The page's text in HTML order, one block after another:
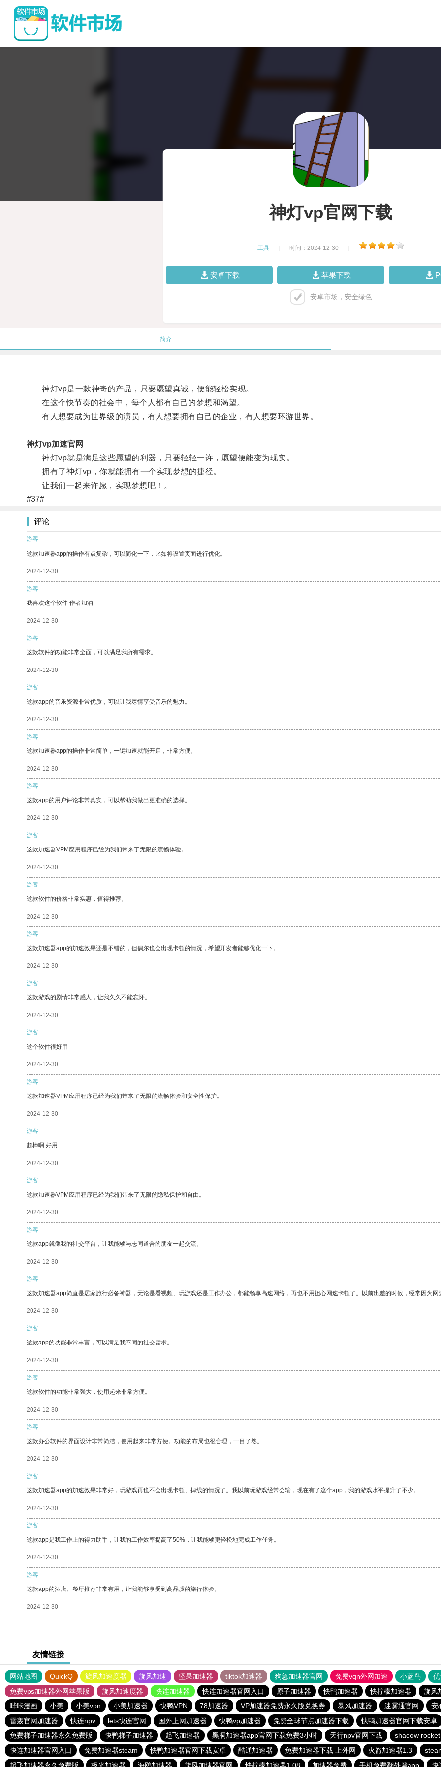
神灯vp官网下载
工具 时间：2024-12-30
安卓下载 苹果下载
安卓市场，安全绿色
简介
神灯vp是一款神奇的产品，只要愿望真诚，便能轻松实现。
在这个快节奏的社会中，每个人都有自己的梦想和渴望。
有人想要成为世界级的演员，有人想要拥有自己的企业，有人想要环游世界。
神灯vp加速官网
神灯vp就是满足这些愿望的利器，只要轻轻一许，愿望便能变为现实。
拥有了神灯vp，你就能拥有一个实现梦想的捷径。
让我们一起来许愿，实现梦想吧！。
#37#
评论
游客
这款加速器app的操作有点复杂，可以简化一下，比如将设置页面进行优化。
2024-12-30
游客
我喜欢这个软件 作者加油
2024-12-30
游客
这款软件的功能非常全面，可以满足我所有需求。
2024-12-30
游客
这款app的音乐资源非常优质，可以让我尽情享受音乐的魅力。
2024-12-30
游客
这款加速器app的操作非常简单，一键加速就能开启，非常方便。
2024-12-30
游客
这款app的用户评论非常真实，可以帮助我做出更准确的选择。
2024-12-30
游客
这款加速器VPM应用程序已经为我们带来了无限的流畅体验。
2024-12-30
游客
这款软件的价格非常实惠，值得推荐。
2024-12-30
游客
这款加速器app的加速效果还是不错的，但偶尔也会出现卡顿的情况，希望开发者能够优化一下。
2024-12-30
游客
这款游戏的剧情非常感人，让我久久不能忘怀。
2024-12-30
游客
这个软件很好用
2024-12-30
游客
这款加速器VPM应用程序已经为我们带来了无限的流畅体验和安全性保护。
2024-12-30
游客
超棒啊 好用
2024-12-30
游客
这款加速器VPM应用程序已经为我们带来了无限的隐私保护和自由。
2024-12-30
游客
这款app就像我的社交平台，让我能够与志同道合的朋友一起交流。
2024-12-30
游客
这款加速器app简直是居家旅行必备神器，无论是看视频、玩游戏还是工作办公，都能畅享高速网络，再也不用担心网速卡顿了。以前出差的时候，经常因为
2024-12-30
游客
这款app的功能非常丰富，可以满足我不同的社交需求。
2024-12-30
游客
这款软件的功能非常强大，使用起来非常方便。
2024-12-30
游客
这款办公软件的界面设计非常简洁，使用起来非常方便。功能的布局也很合理，一目了然。
2024-12-30
游客
这款加速器app的加速效果非常好，玩游戏再也不会出现卡顿、掉线的情况了。我以前玩游戏经常会输，现在有了这个app，我的游戏水平提升了不少。
2024-12-30
游客
这款app是我工作上的得力助手，让我的工作效率提高了50%，让我能够更轻松地完成工作任务。
2024-12-30
游客
这款app的酒店、餐厅推荐非常有用，让我能够享受到高品质的旅行体验。
2024-12-30
友情链接
网站地图 QuickQ 旋风加速度器 旋风加速 坚果加速器 tiktok加速器 狗急加速器官网 免费vqn外网加速 小蓝鸟
免费vps加速器外网苹果版
旋风加速度器 快连加速器 快连加速器官网入口 原子加速器 快鸭加速器 快柠檬加速器 旋风
哔咔漫画
小美 小美vpn 小美加速器 快鸭VPN 78加速器 VP加速器免费永久版兑换券 暴风加速器 迷雾通官网 安
雷轰官网加速器
快连npv lets快连官网 国外上网加速器 快鸭vp加速器 免费全球节点加速器下载 快鸭加速器官网下载安卓
免费梯子加速器永久免费版
快鸭梯子加速器 起飞加速器 黑洞加速器app官网下载免费3小时 天行npv官网下载 shadow rocket
快连加速器官网入口
免费加速器steam 快鸭加速器官网下载安卓 酷通加速器 免费加速器下载 上外网 火箭加速器1.3
起飞加速器永久免费版
极光加速器 海鸥加速器 旋风加速器官网 快柠檬加速器1.08 加速器免费 手机免费翻外墙app 快